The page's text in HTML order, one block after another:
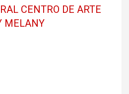
CENTRO DE ARTE
MELANY